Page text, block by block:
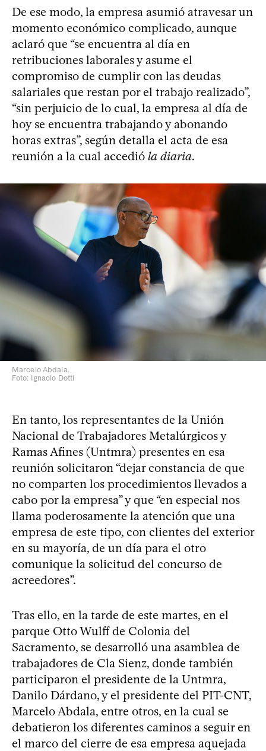
De ese modo, la empresa asumió atravesar un
momento económico complicado, aunque
aclaró que “se encuentra al día en
retribuciones laborales y asume el
compromiso de cumplir con las deudas
salariales que restan por el trabajo realizado”,
“sin perjuicio de lo cual, la empresa al día de
hoy se encuentra trabajando y abonando
horas extras”, según detalla el acta de esa
reunión a la cual accedió la diaria.
Marcelo Abdala.
Foto: Ignacio Dotti
En tanto, los representantes de la Unión
Nacional de Trabajadores Metalúrgicos y
Ramas Afines (Untmra) presentes en esa
reunión solicitaron “dejar constancia de que
no comparten los procedimientos llevados a
cabo por la empresa” y que “en especial nos
llama poderosamente la atención que una
empresa de este tipo, con clientes del exterior
en su mayoría, de un día para el otro
comunique la solicitud del concurso de
acreedores”.
Tras ello, en la tarde de este martes, en el
parque Otto Wulff de Colonia del
Sacramento, se desarrolló una asamblea de
trabajadores de Cla Sienz, donde también
participaron el presidente de la Untmra,
Danilo Dárdano, y el presidente del PIT-CNT,
Marcelo Abdala, entre otros, en la cual se
debatieron los diferentes caminos a seguir en
el marco del cierre de esa empresa aquejada